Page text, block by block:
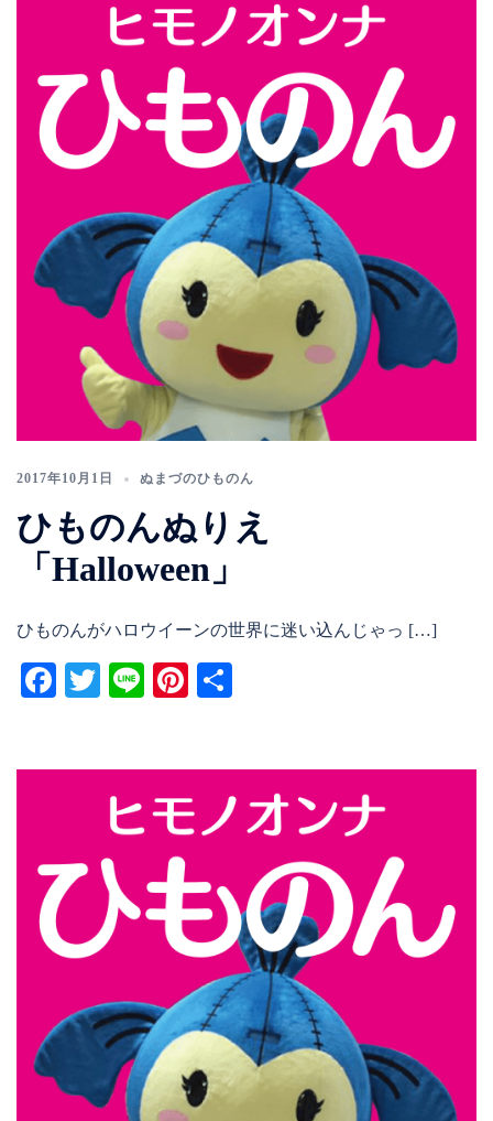
2017年10月1日 ぬまづのひものん
ひものんぬりえ
「Halloween」
ひものんがハロウイーンの世界に迷い込んじゃっ […]
Facebook
TwitterLinePinterest